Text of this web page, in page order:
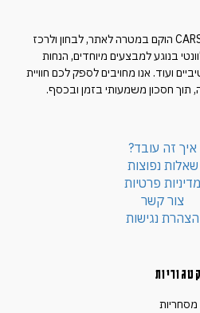
אתר Xcar מקבוצת CARS MEDIA הוקם במטרה לאתר, לבחון ולרכז
בנוגע למבצעים מיוחדים, הנחות
ועוד. אנו מחויבים לספק לכם חוויית
תוך חסכון משמעותי בזמן ובכסף.
איך זה עובד?
שאלות נפוצות
מדיניות פרטיות
צור קשר
הצהרת נגישות
קטגוריות
מסחריות